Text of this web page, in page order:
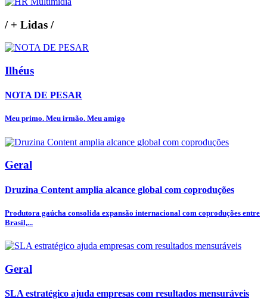
/+ Lidas /
Ilhéus
NOTA DE PESAR
Meu primo. Meu irmão. Meu amigo
Geral
Druzina Content amplia alcance global com coproduções
Produtora gaúcha consolida expansão internacional com coproduções entre
Brasil,...
Geral
SLA estratégico ajuda empresas com resultados mensuráveis